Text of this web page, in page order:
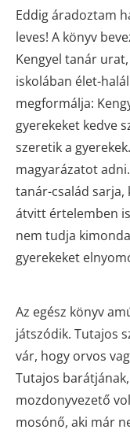
Eddig áradoztam
leves! A könyv
Kengyel tanár
iskolában élet-
megformálja:
gyerekeket kedve
szeretik a
magyarázatot
tanár-család sarja,
átvitt értelemben
nem tudja
gyerekeket
Az egész könyv
játszódik. Tutajos
vár, hogy orvos
Tutajos
mozdonyvezető
mosónő, aki már